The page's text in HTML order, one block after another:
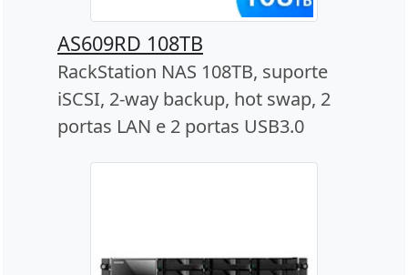
AS609RD 108TB
RackStation NAS 108TB, suporte
iSCSI, 2-way backup, hot swap, 2
portas LAN e 2 portas USB3.0